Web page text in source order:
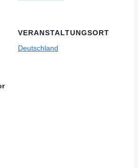
VERANSTALTUNGSORT
Deutschland